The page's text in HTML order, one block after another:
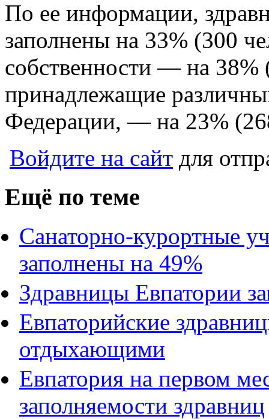
По ее информации,
заполнены на 33% (300
собственности — на 38%
принадлежащие
Федерации, — на 23%
Войдите на сайт для
Ещё по теме
Санаторно-курортные
заполнены на 49%
Здравницы Евпатории
Евпаторийские
отдыхающими
Евпатория на первом
заполняемости здравниц